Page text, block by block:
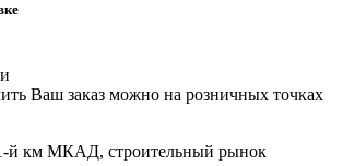
Ваш заказ можно на розничных точках
й км МКАД, строительный рынок